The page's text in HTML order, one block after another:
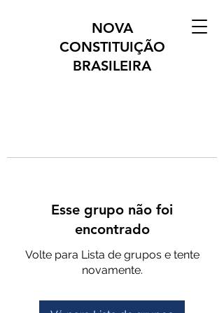
NOVA
CONSTITUIÇÃO
BRASILEIRA
Esse grupo não foi
encontrado
Volte para Lista de grupos e tente
novamente.